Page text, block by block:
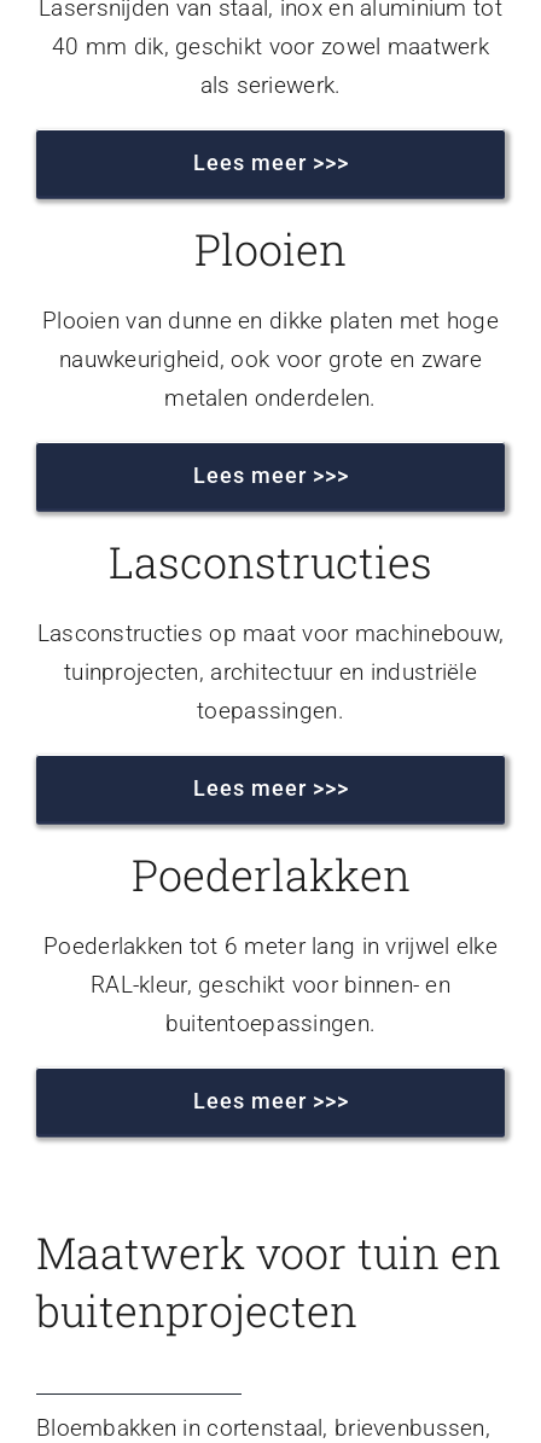
Lasersnijden van staal, inox en aluminium tot
40 mm dik, geschikt voor zowel maatwerk
als seriewerk.
Lees meer >>>
Plooien
Plooien van dunne en dikke platen met hoge
nauwkeurigheid, ook voor grote en zware
metalen onderdelen.
Lees meer >>>
Lasconstructies
Lasconstructies op maat voor machinebouw,
tuinprojecten, architectuur en industriële
toepassingen.
Lees meer >>>
Poederlakken
Poederlakken tot 6 meter lang in vrijwel elke
RAL-kleur, geschikt voor binnen- en
buitentoepassingen.
Lees meer >>>
Maatwerk voor tuin en
buitenprojecten
Bloembakken in cortenstaal, brievenbussen,